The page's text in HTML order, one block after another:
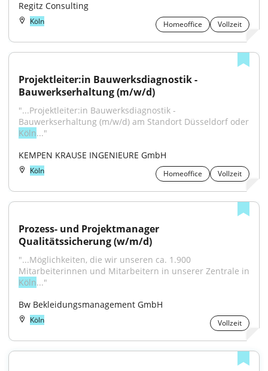
Regitz Consulting
Köln Homeoffice Vollzeit
Projektleiter:in Bauwerksdiagnostik -
Bauwerkserhaltung (m/w/d)
"...Projektleiter:in Bauwerksdiagnostik -
Köln..."
KEMPEN KRAUSE INGENIEURE GmbH
Köln Homeoffice Vollzeit
Prozess- und Projektmanager
Qualitätssicherung (w/m/d)
"...Möglichkeiten, die wir unseren ca. 1.900
Köln..."
Bw Bekleidungsmanagement GmbH
Köln Vollzeit